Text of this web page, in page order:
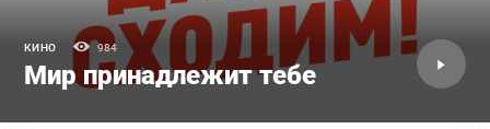
КИНО 984
Мир принадлежит тебе